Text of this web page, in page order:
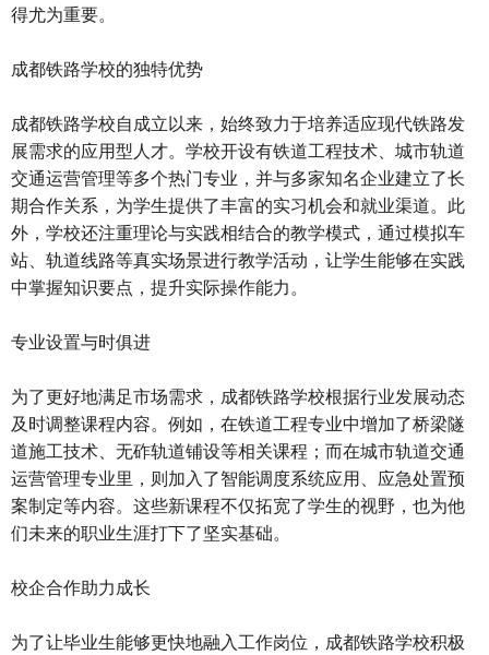
得尤为重要。
成都铁路学校的独特优势
成都铁路学校自成立以来，始终致力于培养适应现代铁路发
展需求的应用型人才。学校开设有铁道工程技术、城市轨道
交通运营管理等多个热门专业，并与多家知名企业建立了长
期合作关系，为学生提供了丰富的实习机会和就业渠道。此
外，学校还注重理论与实践相结合的教学模式，通过模拟车
站、轨道线路等真实场景进行教学活动，让学生能够在实践
中掌握知识要点，提升实际操作能力。
专业设置与时俱进
为了更好地满足市场需求，成都铁路学校根据行业发展动态
及时调整课程内容。例如，在铁道工程专业中增加了桥梁隧
道施工技术、无砟轨道铺设等相关课程；而在城市轨道交通
运营管理专业里，则加入了智能调度系统应用、应急处置预
案制定等内容。这些新课程不仅拓宽了学生的视野，也为他
们未来的职业生涯打下了坚实基础。
校企合作助力成长
为了让毕业生能够更快地融入工作岗位，成都铁路学校积极